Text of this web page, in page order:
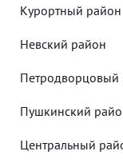
Курортный район
Невский район
Петродворцовый
Пушкинский
Центральный